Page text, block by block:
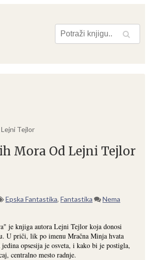
Pretraga
Tejlor
Mora Od Lejni Tejlor
Epska Fantastika, Fantastika
Nema
je knjiga autora Lejni Tejlor koja donosi
U priči, lik po imenu Mračna Minja hvata
opsesija je osveta, i kako bi je postigla,
centralno mesto radnje.